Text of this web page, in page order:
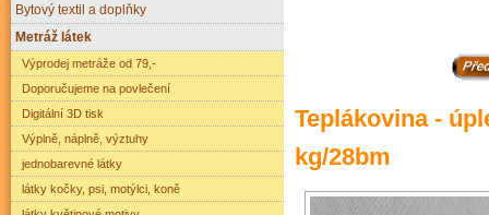
Teplákovina -
kg/28bm
Bytový textil a doplňky
Metráž látek
Výprodej metráže od 79,-
Doporučujeme na povlečení
Digitální 3D tisk
Výplně, náplně, výztuhy
jednobarevné látky
látky kočky, psi, motýlci, koně